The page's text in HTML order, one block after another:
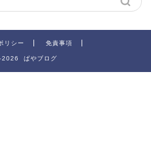
リシー 免責事項
ぱやブログ